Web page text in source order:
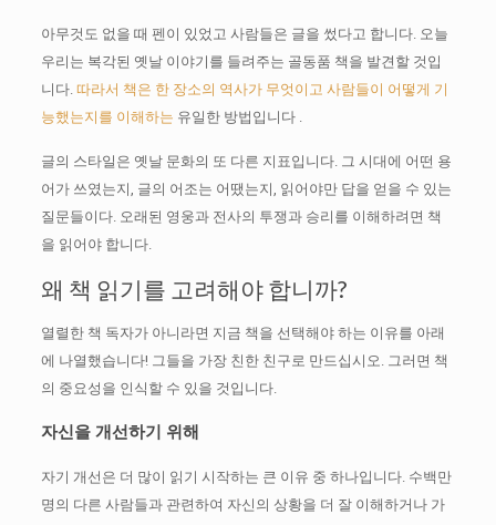
아무것도 없을 때 펜이 있었고 사람들은 글을 썼다고 합니다. 오늘
우리는 복각된 옛날 이야기를 들려주는 골동품 책을 발견할 것입
니다. 따라서 책은 한 장소의 역사가 무엇이고 사람들이 어떻게 기
능했는지를 이해하는 유일한 방법입니다 .
글의 스타일은 옛날 문화의 또 다른 지표입니다. 그 시대에 어떤 용
어가 쓰였는지, 글의 어조는 어땠는지, 읽어야만 답을 얻을 수 있는
질문들이다. 오래된 영웅과 전사의 투쟁과 승리를 이해하려면 책
을 읽어야 합니다.
왜 책 읽기를 고려해야 합니까?
열렬한 책 독자가 아니라면 지금 책을 선택해야 하는 이유를 아래
에 나열했습니다! 그들을 가장 친한 친구로 만드십시오. 그러면 책
의 중요성을 인식할 수 있을 것입니다.
자신을 개선하기 위해
자기 개선은 더 많이 읽기 시작하는 큰 이유 중 하나입니다. 수백만
명의 다른 사람들과 관련하여 자신의 상황을 더 잘 이해하거나 가